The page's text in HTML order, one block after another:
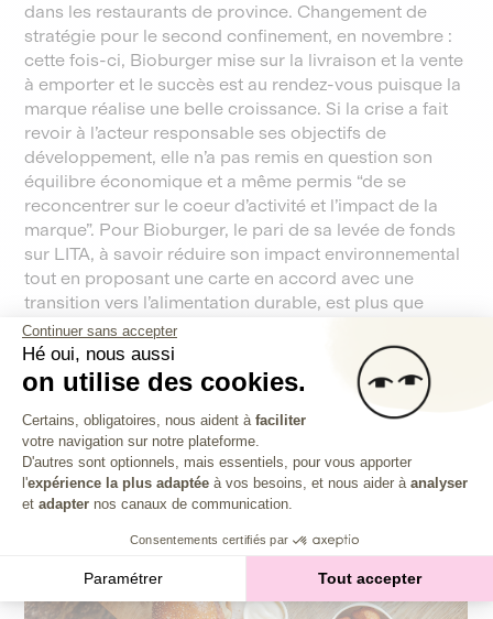
dans les restaurants de province. Changement de
stratégie pour le second confinement, en novembre :
cette fois-ci, Bioburger mise sur la livraison et la vente
à emporter et le succès est au rendez-vous puisque la
marque réalise une belle croissance. Si la crise a fait
revoir à l’acteur responsable ses objectifs de
développement, elle n’a pas remis en question son
équilibre économique et a même permis “de se
reconcentrer sur le coeur d’activité et l’impact de la
marque”. Pour Bioburger, le pari de sa levée de fonds
sur LITA, à savoir réduire son impact environnemental
tout en proposant une carte en accord avec une
transition vers l’alimentation durable, est plus que
réussi. Ses trois nouvelles recettes végétariennes en
sont la plus gourmande des preuves !
Continuer sans accepter
Hé oui, nous aussi
on utilise des cookies.
Plateforme de Gestion du
Certains, obligatoires, nous aident à faciliter
votre navigation sur notre plateforme.
D'autres sont optionnels, mais essentiels, pour vous apporter
l'expérience la plus adaptée à vos besoins, et nous aider à analyser
et adapter nos canaux de communication.
Consentements certifiés par
Paramétrer Tout accepter
Axeptio consent